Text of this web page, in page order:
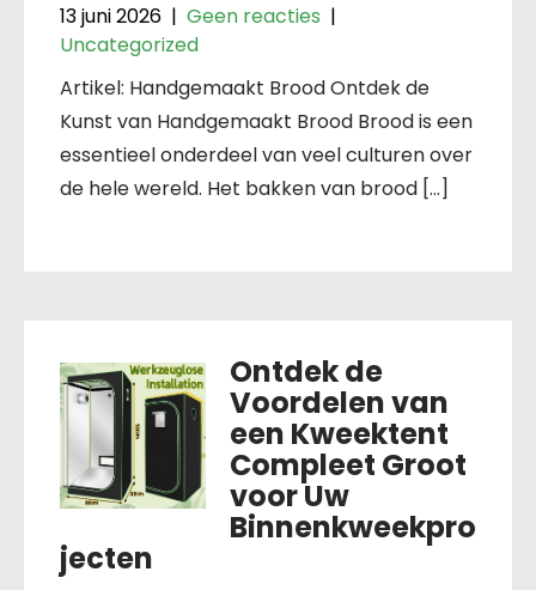
13 juni 2026 | Geen reacties |
Uncategorized
Artikel: Handgemaakt Brood Ontdek de
Kunst van Handgemaakt Brood Brood is een
essentieel onderdeel van veel culturen over
de hele wereld. Het bakken van brood […]
Ontdek de
Voordelen van
een Kweektent
Compleet Groot
voor Uw
Binnenkweekpro
jecten